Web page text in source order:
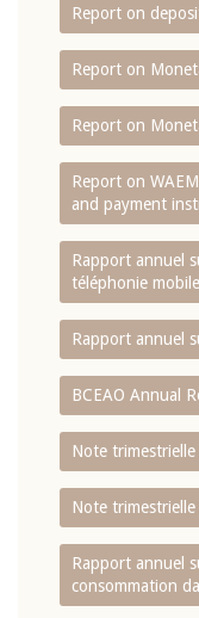
Report on
Report on
Report on
Report on
and payment
Rapport annuel
téléphonie mobile
Rapport annuel
BCEAO Annual
Note
Note trimestrielle
Rapport annuel
consommation